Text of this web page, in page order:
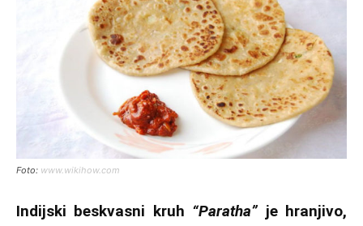
Foto: www.wikihow.com
Indijski beskvasni kruh “Paratha” je hranjivo,